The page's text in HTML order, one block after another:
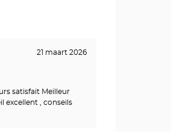
21 maart 2026
satisfait Meilleur
excellent , conseils